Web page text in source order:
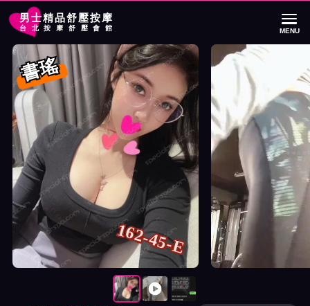
男士精品舒壓按摩
台北按摩舒壓會館 MENU
首頁 85館按摩師書瑤詳細介紹
85館按摩師書瑤照片展示與影片介紹及
書瑤
162-45-E
按摩師書瑤照片展示與影片介紹及客戶評價截屏展示